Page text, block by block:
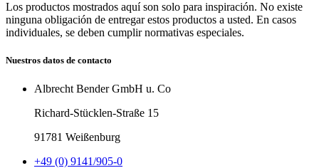
Los productos mostrados aquí son solo para inspiración. No existe
ninguna obligación de entregar estos productos a usted. En casos
individuales, se deben cumplir normativas especiales.
Nuestros datos de contacto
Albrecht Bender GmbH u. Co
Richard-Stücklen-Straße 15
91781 Weißenburg
+49 (0) 9141/905-0